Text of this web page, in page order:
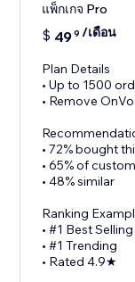
แพ็กเกจ Pro
$ 499 /เดือน
Plan Details
• Up to 1500
• Remove
• 72% bought
• 65% of
• 48% similar
Ranking
• #1 Best Selling
• #1 Trending
• Rated 4.9★